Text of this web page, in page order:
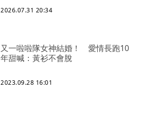
2026.07.31 20:34
又一啦啦隊女神結婚！ 愛情長跑10
年甜喊：黃衫不會脫
2023.09.28 16:01